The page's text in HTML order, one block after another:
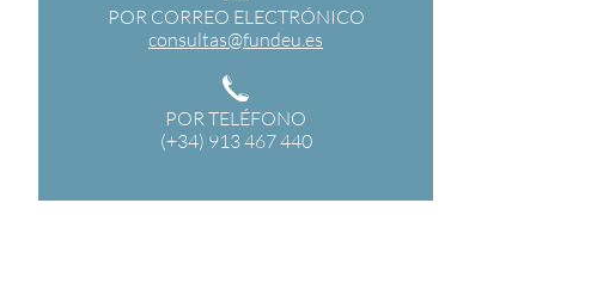
POR CORREO ELECTRÓNICO
consultas@fundeu.es
POR TELÉFONO
(+34) 913 467 440